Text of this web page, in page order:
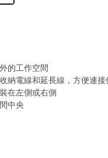
的工作空間
納電線和延長線，方便連接
在左側或右側
中央